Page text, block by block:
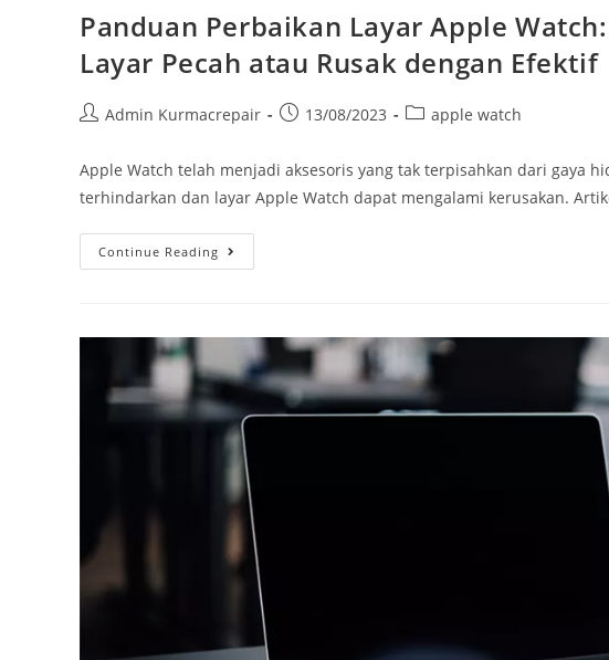
Panduan Perbaikan Layar Apple
Layar Pecah atau Rusak dengan Efektif
Admin Kurmacrepair 13/08/2023 apple watch
Apple Watch telah menjadi aksesoris yang tak terpisahkan dari gaya
terhindarkan dan layar Apple Watch dapat mengalami kerusakan.
Continue Reading